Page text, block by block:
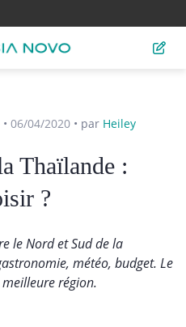
• 06/04/2020 • par Heiley
Thaïlande :
?
le Nord et Sud de la
météo, budget. Le
région.